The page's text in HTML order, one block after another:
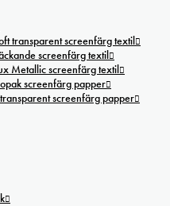
transparent screenfärg textil
screenfärg textil
Metallic screenfärg textil
screenfärg papper
screenfärg papper